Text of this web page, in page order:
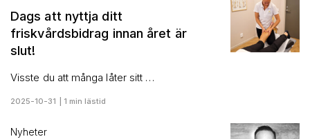
Dags att nyttja ditt
friskvårdsbidrag innan året är
slut!
Visste du att många låter sitt …
2025-10-31 | 1 min lästid
Nyheter